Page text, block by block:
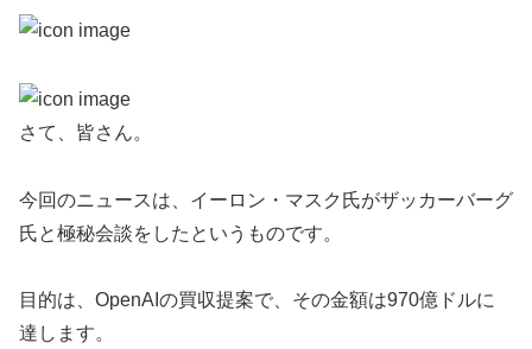
さて、皆さん。
今回のニュースは、イーロン・マスク氏がザッカーバーグ
氏と極秘会談をしたというものです。
目的は、OpenAIの買収提案で、その金額は970億ドルに
達します。